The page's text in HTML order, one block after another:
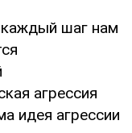
шаг нам
агрессия
идея агрессии